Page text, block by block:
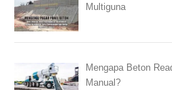
Multiguna
Mengapa Beton
Manual?